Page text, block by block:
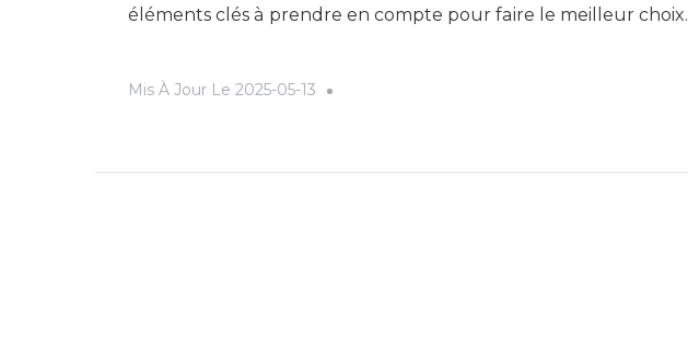
éléments clés à prendre en compte pour faire le meilleur choix.
Mis À Jour Le 2025-05-13